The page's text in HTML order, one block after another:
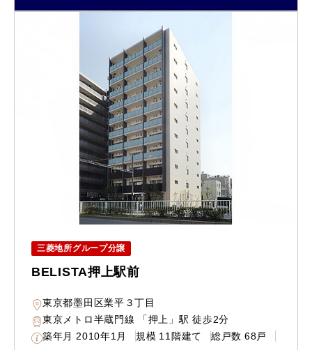
三菱地所グループ分譲
BELISTA押上駅前
東京都墨田区業平３丁目
東京メトロ半蔵門線 「押上」駅 徒歩2分
築年月 2010年1月 規模 11階建て 総戸数 68戸